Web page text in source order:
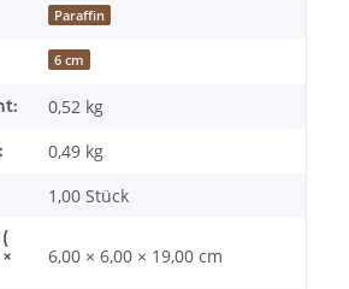
Paraffin
6 cm
0,52 kg
0,49 kg
1,00 Stück
6,00 × 6,00 × 19,00 cm